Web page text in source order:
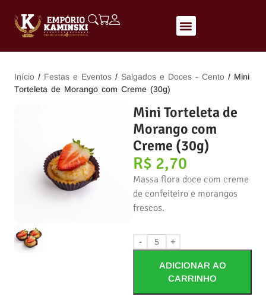
Início / Festas e Eventos / Salgados e Doces - Cento / Mini
Torteleta de Morango com Creme (30g)
Mini Torteleta de
Morango com
Creme (30g)
R$ 2,70
Massa flora doce com creme
de confeiteiro e morangos
frescos.
- +
ADICIONAR AO
CARRINHO